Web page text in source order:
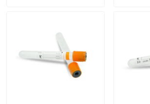
Tıbbi Silikon Kauçuk
Tıbbi Kauçuk Tıpa